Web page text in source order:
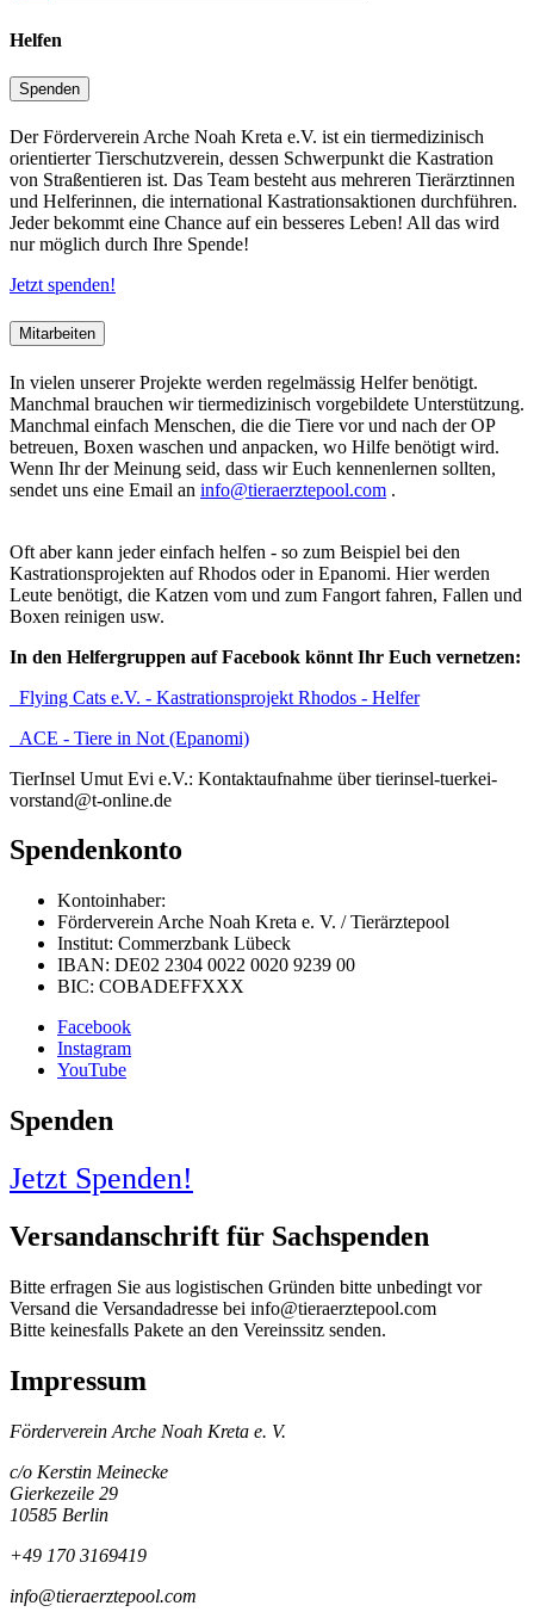
Helfen
Spenden
Der Förderverein Arche Noah Kreta e.V. ist ein tiermedizinisch
orientierter Tierschutzverein, dessen Schwerpunkt die Kastration
von Straßentieren ist. Das Team besteht aus mehreren Tierärztinnen
und Helferinnen, die international Kastrationsaktionen durchführen.
Jeder bekommt eine Chance auf ein besseres Leben! All das wird
nur möglich durch Ihre Spende!
Jetzt spenden!
Mitarbeiten
In vielen unserer Projekte werden regelmässig Helfer benötigt.
Manchmal brauchen wir tiermedizinisch vorgebildete Unterstützung.
Manchmal einfach Menschen, die die Tiere vor und nach der OP
betreuen, Boxen waschen und anpacken, wo Hilfe benötigt wird.
Wenn Ihr der Meinung seid, dass wir Euch kennenlernen sollten,
sendet uns eine Email an info@tieraerztepool.com .
Oft aber kann jeder einfach helfen - so zum Beispiel bei den
Kastrationsprojekten auf Rhodos oder in Epanomi. Hier werden
Leute benötigt, die Katzen vom und zum Fangort fahren, Fallen und
Boxen reinigen usw.
In den Helfergruppen auf Facebook könnt Ihr Euch vernetzen:
Flying Cats e.V. - Kastrationsprojekt Rhodos - Helfer
ACE - Tiere in Not (Epanomi)
TierInsel Umut Evi e.V.: Kontaktaufnahme über tierinsel-tuerkei-
vorstand@t-online.de
Spendenkonto
Kontoinhaber:
Förderverein Arche Noah Kreta e. V. / Tierärztepool
Institut: Commerzbank Lübeck
IBAN: DE02 2304 0022 0020 9239 00
BIC: COBADEFFXXX
Facebook
Instagram
YouTube
Spenden
Jetzt Spenden!
Versandanschrift für Sachspenden
Bitte erfragen Sie aus logistischen Gründen bitte unbedingt vor
Versand die Versandadresse bei info@tieraerztepool.com
Bitte keinesfalls Pakete an den Vereinssitz senden.
Impressum
Förderverein Arche Noah Kreta e. V.
c/o Kerstin Meinecke
Gierkezeile 29
10585 Berlin
+49 170 3169419
info@tieraerztepool.com